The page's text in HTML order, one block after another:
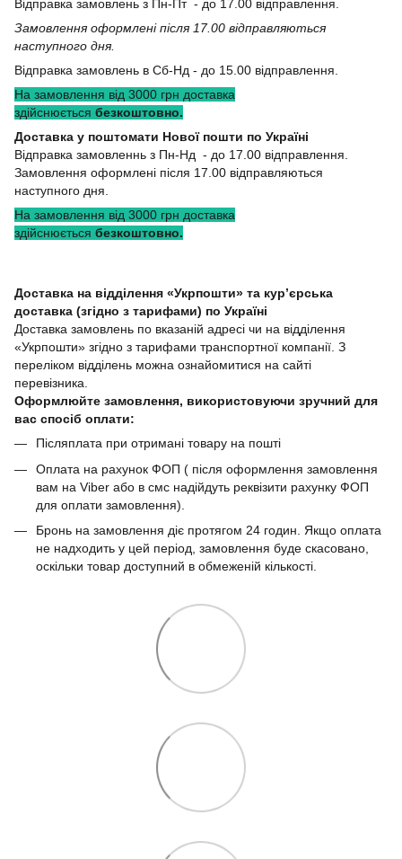
Відправка замовлень з Пн-Пт - до 17.00 відправлення.
Замовлення оформлені після 17.00 відправляються
наступного дня.
Відправка замовлень в Сб-Нд - до 15.00 відправлення.
На замовлення від 3000 грн доставка
здійснюється безкоштовно.
Доставка у поштомати Нової пошти по Україні
Відправка замовленнь з Пн-Нд - до 17.00 відправлення.
Замовлення оформлені після 17.00 відправляються
наступного дня.
На замовлення від 3000 грн доставка
здійснюється безкоштовно.
Доставка на відділення «Укрпошти» та кур’єрська
доставка (згідно з тарифами) по Україні
Доставка замовлень по вказаній адресі чи на відділення
«Укрпошти» згідно з тарифами транспортної компанії. З
переліком відділень можна ознайомитися на сайті
перевізника.
Оформлюйте замовлення, використовуючи зручний для
вас спосіб оплати:
Післяплата при отримані товару на пошті
Оплата на рахунок ФОП ( після оформлення замовлення
вам на Viber або в смс надійдуть реквізити рахунку ФОП
для оплати замовлення).
Бронь на замовлення діє протягом 24 годин. Якщо оплата
не надходить у цей період, замовлення буде скасовано,
оскільки товар доступний в обмеженій кількості.